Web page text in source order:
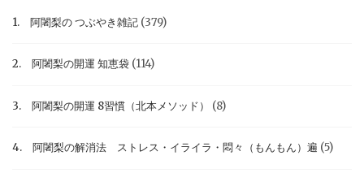
1. 阿闍梨の つぶやき雑記 (379)
2. 阿闍梨の開運 知恵袋 (114)
3. 阿闍梨の開運 8習慣（北本メソッド） (8)
4. 阿闍梨の解消法 ストレス・イライラ・悶々（もんもん）遍 (5)